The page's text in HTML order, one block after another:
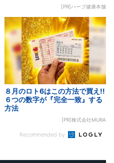
[PR]ハーブ健康本舗
８月のロト6はこの方法で買え!!
６つの数字が『完全一致』する
方法
[PR]株式会社MURA
Recommended by